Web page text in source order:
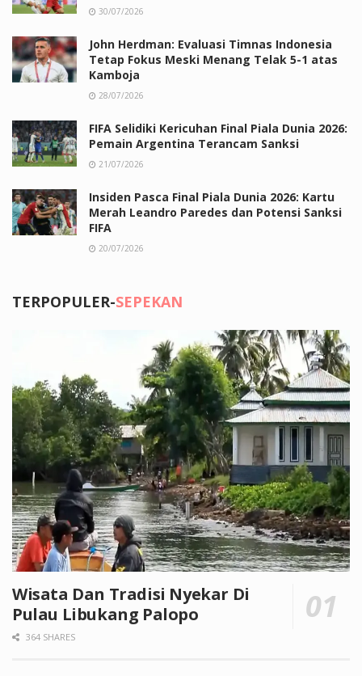
30/07/2026
John Herdman: Evaluasi Timnas Indonesia
Tetap Fokus Meski Menang Telak 5-1 atas
Kamboja
28/07/2026
FIFA Selidiki Kericuhan Final Piala Dunia 2026:
Pemain Argentina Terancam Sanksi
21/07/2026
Insiden Pasca Final Piala Dunia 2026: Kartu
Merah Leandro Paredes dan Potensi Sanksi
FIFA
20/07/2026
TERPOPULER-SEPEKAN
Wisata Dan Tradisi Nyekar Di
Pulau Libukang Palopo
364 SHARES